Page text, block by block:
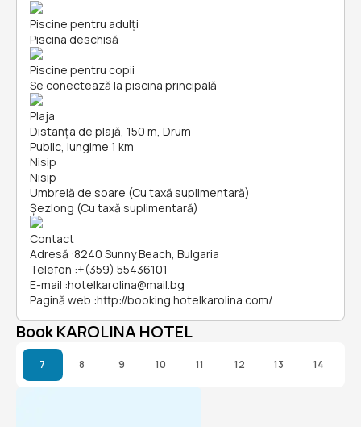
Piscine pentru adulți
Piscina deschisă
Piscine pentru copii
Se conectează la piscina principală
Plaja
Distanța de plajă, 150 m, Drum
Public, lungime 1 km
Nisip
Nisip
Umbrelă de soare (Cu taxă suplimentară)
Șezlong (Cu taxă suplimentară)
Contact
Adresă :8240 Sunny Beach, Bulgaria
Telefon :+(359) 55436101
E-mail :hotelkarolina@mail.bg
Pagină web :http://booking.hotelkarolina.com/
Book KAROLINA HOTEL
7 8 9 10 11 12 13 14